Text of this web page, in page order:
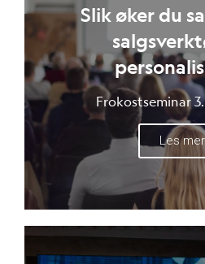
Slik øker du
Frokostseminar
Les mer